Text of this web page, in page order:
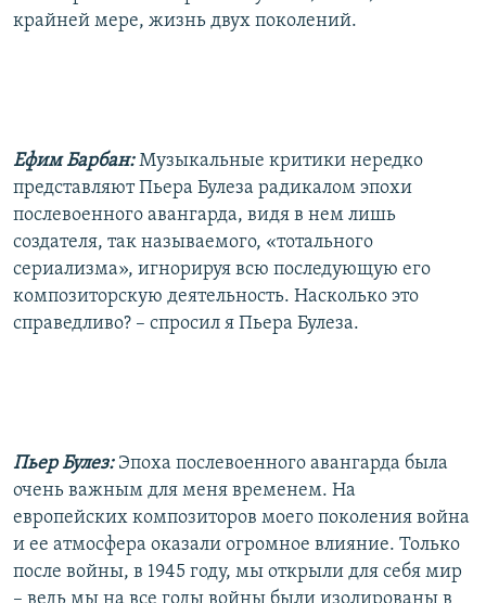
крайней мере, жизнь двух поколений.
Ефим Барбан:Музыкальные критики нередко
представляют Пьера Булеза радикалом эпохи
послевоенного авангарда, видя в нем лишь
создателя, так называемого, «тотального
сериализма», игнорируя всю последующую его
композиторскую деятельность. Насколько это
справедливо? – спросил я Пьера Булеза.
Пьер Булез: Эпоха послевоенного авангарда была
очень важным для меня временем. На
европейских композиторов моего поколения война
и ее атмосфера оказали огромное влияние. Только
после войны, в 1945 году, мы открыли для себя мир